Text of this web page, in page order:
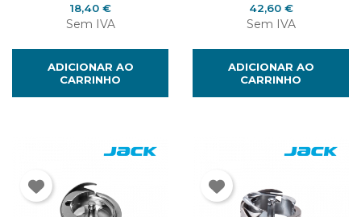
Preço
18,40 €
Sem IVA
ADICIONAR AO
CARRINHO
Preço
42,60 €
Sem IVA
ADICIONAR AO
CARRINHO